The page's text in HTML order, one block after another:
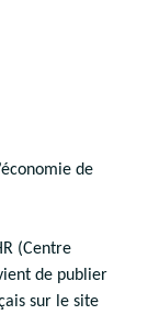
de
(Centre
de publier
sur le site